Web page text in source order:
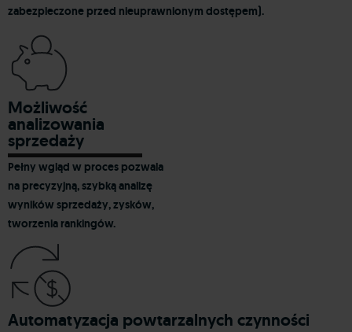
zabezpieczone przed nieuprawnionym dostępem).
Możliwość
analizowania
sprzedaży
Pełny wgląd w proces pozwala
na precyzyjną, szybką analizę
wyników sprzedaży, zysków,
tworzenia rankingów.
Automatyzacja powtarzalnych czynności